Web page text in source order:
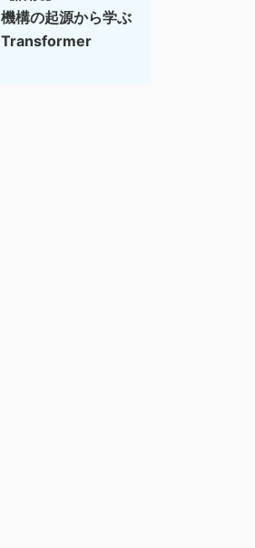
機構の起源から学ぶ
Transformer